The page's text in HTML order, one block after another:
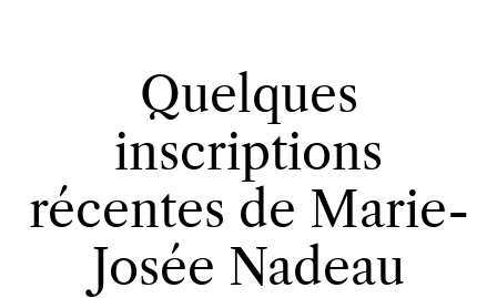
Quelques
inscriptions
récentes de Marie-
Josée Nadeau